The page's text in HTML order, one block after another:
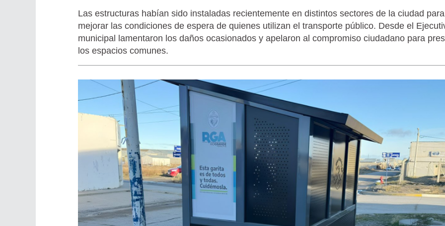
Las estructuras habían sido instaladas recientemente en distintos sectores de la ciudad para
mejorar las condiciones de espera de quienes utilizan el transporte público. Desde el
municipal lamentaron los daños ocasionados y apelaron al compromiso ciudadano para
los espacios comunes.